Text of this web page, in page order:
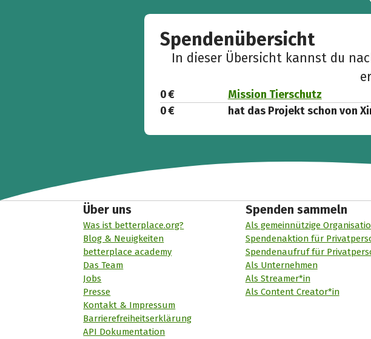
Spendenübersicht
In dieser Übersicht kannst du
0 €
Mission Tierschutz
0 €
hat das Projekt schon von
Über uns
Was ist betterplace.org?
Blog & Neuigkeiten
betterplace academy
Das Team
Jobs
Presse
Kontakt & Impressum
Barrierefreiheitserklärung
API Dokumentation
Spenden sammeln
Als gemeinnützige
Spendenaktion für
Spendenaufruf für
Als Unternehmen
Als Streamer*in
Als Content Creator*in